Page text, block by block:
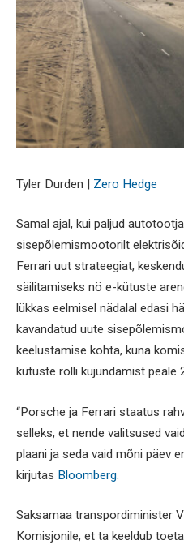
Tyler Durden | Zero Hedge
Samal ajal, kui paljud
sisepõlemismootorilt
Ferrari uut strateegiat,
säilitamiseks nö e-kütuste
lükkas eelmisel nädalal edasi
kavandatud uute
keelustamise kohta, kuna
kütuste rolli kujundamist peale
“Porsche ja Ferrari staatus
selleks, et nende valitsused
plaani ja seda vaid mõni päev
kirjutas Bloomberg.
Saksamaa transpordiminister
Komisjonile, et ta keeldub